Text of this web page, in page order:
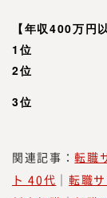
『みらいワ
式会社みら
為に挑戦す
「プロフェ
ステムを創
方や働く場
機会提供と
【年収400万円
1位
2位
3位
関連記事：転職
ト 40代 ｜転職